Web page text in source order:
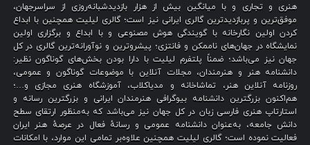
هنری و تجاری و با میانگین بیش از هزار بازدیدشبانه‌روزی از سراسرجهان،
موفق‌ترین و پربازدیدترین گالری ایرانی نیز است؛ گالری لیلیت همچنین با ابداع
کردن اولین نگارخانه با گویندگی هوش مصنوعی و با ابداع و برگزاری اولین
نمایشگاه در جهان‌های ناممکن و فانتزی؛ پیشروترین و نوآورانه‌ترین گالری در کل
جهان نیز می‌باشد؛ ضمناً پلتفرم لیلیت با دارا بودن بخش‌های گوناگون نظیر:
دانشنامه هنر و هنرمندان، مجلات آنلاین با موضوعات گوناگون و عمومی،
روزنامه آنلاین هنر، تماشاخانه و مدیاکلاب، آموزشگاه هنری مجازی و…؛
هم‌اکنون بزرگترین دانشنامه بیوگرافی هنرمندان ایرانی و بزرگترین رسانه و
استارتاپ هنری فارسی زبان در کل جهان نیز می‌باشد که به‌منظور ارتقای سطح
دانش جامعه، به‌عنوان دانشنامه عمومی و رسانهٔ فعال در عرصهٔ هنر ایران
فعالیت نموده است؛ گالری لیلیت همچنین علاوه‌بر تمامی این موارد، با امکانات